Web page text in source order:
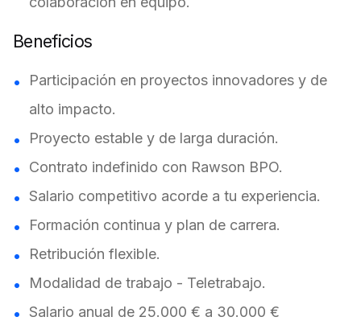
Beneficios
Participación en proyectos innovadores y de
alto impacto.
Proyecto estable y de larga duración.
Contrato indefinido con Rawson BPO.
Salario competitivo acorde a tu experiencia.
Formación continua y plan de carrera.
Retribución flexible.
Modalidad de trabajo - Teletrabajo.
Salario anual de 25.000 € a 30.000 €